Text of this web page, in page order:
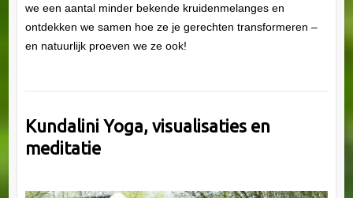
we een aantal minder bekende kruidenmelanges en
ontdekken we samen hoe ze je gerechten transformeren –
en natuurlijk proeven we ze ook!
Kundalini Yoga, visualisaties en
meditatie